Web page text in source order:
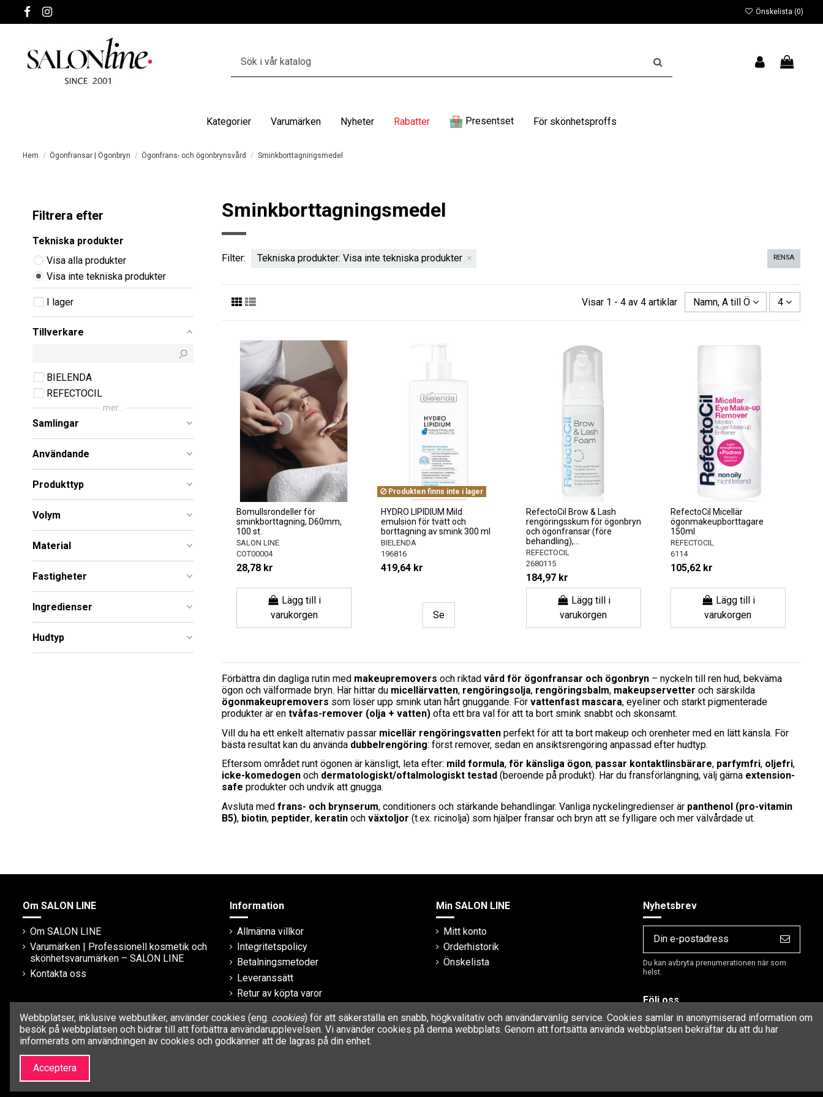
Önskelista (0)
Kategorier Varumärken Nyheter Rabatter Presentset För skönhetsproffs
Hem Ögonfransar | Ögonbryn Ögonfrans- och ögonbrynsvård Sminkborttagningsmedel
Sminkborttagningsmedel
Filter: RENSA
Tekniska produkter: Visa inte tekniska produkter
Visar 1 - 4 av 4 artiklar Namn, A till Ö 4
Bomullsrondeller för
sminkborttagning, D60mm,
100 st.
SALON LINE
COT00004
28,78 kr
Lägg till i
varukorgen
Produkten finns inte i lager
HYDRO LIPIDIUM Mild
emulsion för tvätt och
borttagning av smink 300 ml
BIELENDA
196816
419,64 kr
Se
RefectoCil Brow & Lash
rengöringsskum för ögonbryn
och ögonfransar (före
behandling),...
REFECTOCIL
2680115
184,97 kr
Lägg till i
varukorgen
RefectoCil Micellär
ögonmakeupborttagare
150ml
REFECTOCIL
6114
105,62 kr
Lägg till i
varukorgen
Förbättra din dagliga rutin med makeupremovers och riktad vård för ögonfransar och ögonbryn – nyckeln till ren hud, bekväma
ögon och välformade bryn. Här hittar du micellärvatten, rengöringsolja, rengöringsbalm, makeupservetter och särskilda
ögonmakeupremovers som löser upp smink utan hårt gnuggande. För vattenfast mascara, eyeliner och starkt pigmenterade
produkter är en tvåfas-remover (olja + vatten) ofta ett bra val för att ta bort smink snabbt och skonsamt.
Vill du ha ett enkelt alternativ passar micellär rengöringsvatten perfekt för att ta bort makeup och orenheter med en lätt känsla. För
bästa resultat kan du använda dubbelrengöring: först remover, sedan en ansiktsrengöring anpassad efter hudtyp.
Eftersom området runt ögonen är känsligt, leta efter: mild formula, för känsliga ögon, passar kontaktlinsbärare, parfymfri, oljefri,
icke-komedogen och dermatologiskt/oftalmologiskt testad (beroende på produkt). Har du fransförlängning, välj gärna extension-
safe produkter och undvik att gnugga.
Avsluta med frans- och brynserum, conditioners och stärkande behandlingar. Vanliga nyckelingredienser är panthenol (pro-vitamin
B5), biotin, peptider, keratin och växtoljor (t.ex. ricinolja) som hjälper fransar och bryn att se fylligare och mer välvårdade ut.
Filtrera efter
Tekniska produkter
Visa alla produkter
Visa inte tekniska produkter
I lager
Tillverkare
BIELENDA
REFECTOCIL
mer...
Samlingar
Användande
Produkttyp
Volym
Material
Fastigheter
Ingredienser
Hudtyp
Om SALON LINE
Om SALON LINE
Varumärken | Professionell kosmetik och
skönhetsvarumärken – SALON LINE
Kontakta oss
Information
Allmänna villkor
Integritetspolicy
Betalningsmetoder
Leveranssätt
Retur av köpta varor
Min SALON LINE
Mitt konto
Orderhistorik
Önskelista
Nyhetsbrev
Du kan avbryta prenumerationen när som
helst.
Följ oss
Webbplatser, inklusive webbutiker, använder cookies (eng. cookies) för att säkerställa en snabb, högkvalitativ och användarvänlig service. Cookies samlar in anonymiserad information om
besök på webbplatsen och bidrar till att förbättra användarupplevelsen. Vi använder cookies på denna webbplats. Genom att fortsätta använda webbplatsen bekräftar du att du har
informerats om användningen av cookies och godkänner att de lagras på din enhet.
Acceptera